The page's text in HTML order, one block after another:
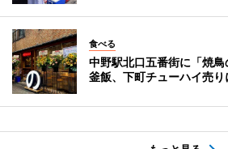
食べる
中野駅北口五番街に「焼
釜飯、下町チューハイ売り